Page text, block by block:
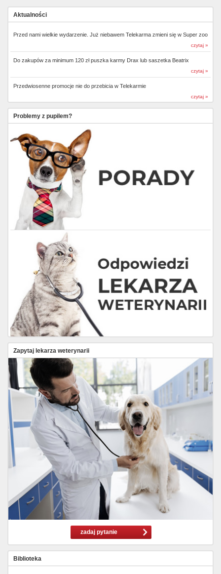
Aktualności
Przed nami wielkie wydarzenie. Już niebawem Telekarma zmieni się w Super zoo
czytaj »
Do zakupów za minimum 120 zł puszka karmy Drax lub saszetka Beatrix
czytaj »
Przedwiosenne promocje nie do przebicia w Telekarmie
czytaj »
Problemy z pupilem?
Zapytaj lekarza weterynarii
zadaj pytanie
Biblioteka